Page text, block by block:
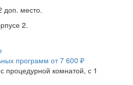
доп. место.
2.
программ от 7 600 ₽
комнатой, с 1